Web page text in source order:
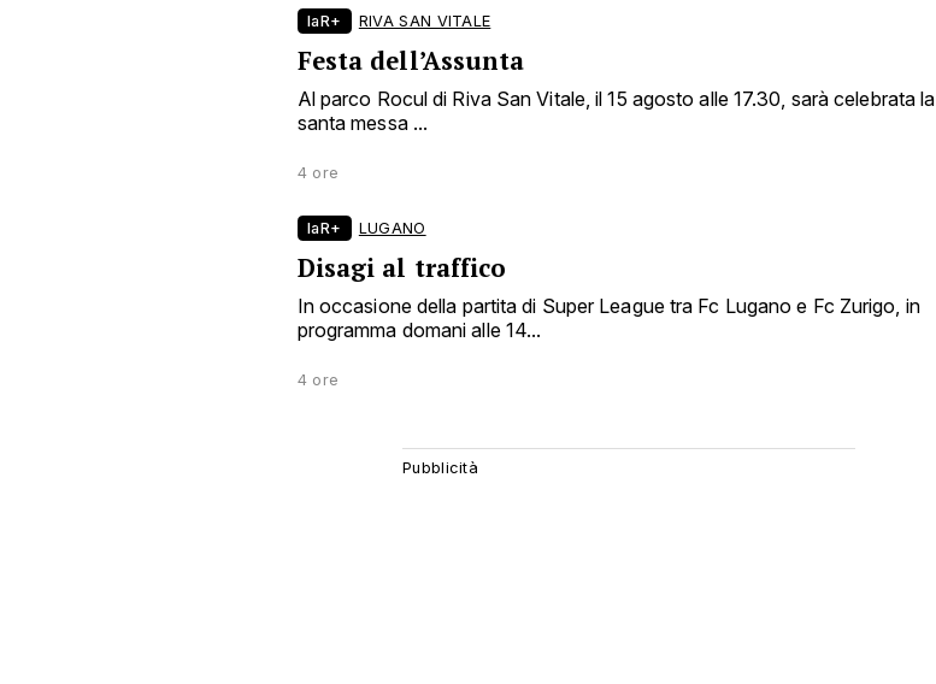
laR+ RIVA SAN VITALE
Festa dell’Assunta
Al parco Rocul di Riva San Vitale, il 15 agosto alle 17.30, sarà celebrata la
santa messa ...
4 ore
laR+ LUGANO
Disagi al traffico
In occasione della partita di Super League tra Fc Lugano e Fc Zurigo, in
programma domani alle 14...
4 ore